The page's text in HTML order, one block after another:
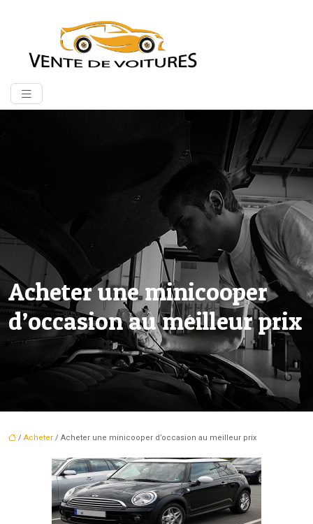
Acheter une minicooper
d’occasion au meilleur prix
/ Acheter / Acheter une minicooper d’occasion au meilleur prix